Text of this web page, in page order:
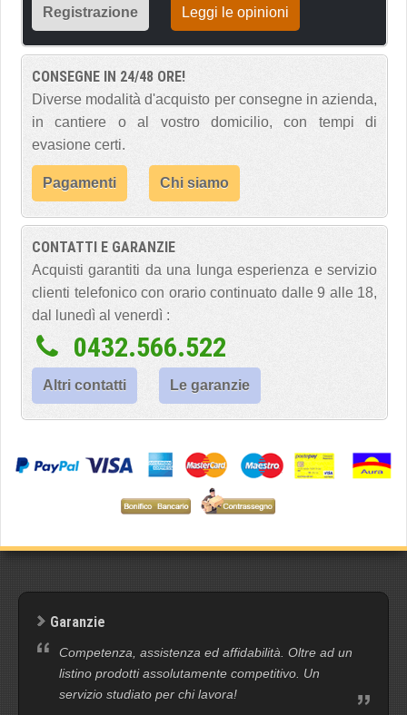
Registrazione Leggi le opinioni
CONSEGNE IN 24/48 ORE!
Diverse modalità d'acquisto per consegne in azienda,
in cantiere o al vostro domicilio, con tempi di
evasione certi.
Pagamenti Chi siamo
CONTATTI E GARANZIE
Acquisti garantiti da una lunga esperienza e servizio
clienti telefonico con orario continuato dalle 9 alle 18,
dal lunedì al venerdì :
0432.566.522
Altri contatti Le garanzie
Garanzie
Competenza, assistenza ed affidabilità. Oltre ad un
listino prodotti assolutamente competitivo. Un
servizio studiato per chi lavora!